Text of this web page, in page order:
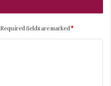
Required fields are marked*